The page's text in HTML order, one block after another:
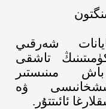
شەرقىي
تاشقى
مىنىستىر
ۋە
ئائىتتۇر.